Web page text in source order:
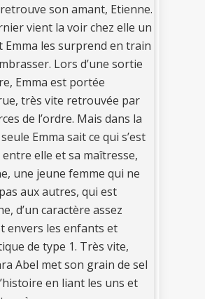
son amant, Etienne.
vient la voir chez elle un
Emma les surprend en train
Lors d’une sortie
Emma est portée
très vite retrouvée par
de l’ordre. Mais dans la
Emma sait ce qui s’est
entre elle et sa maîtresse,
une jeune femme qui ne
aux autres, qui est
d’un caractère assez
envers les enfants et
de type 1. Très vite,
Abel met son grain de sel
en liant les uns et